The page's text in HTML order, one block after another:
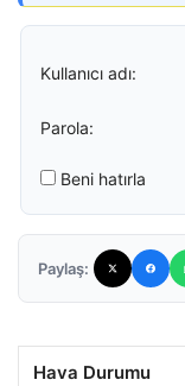
Kullanıcı adı:
Parola:
Beni hatırla
Paylaş:
Hava Durumu